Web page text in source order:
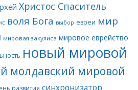
Христос Спаситель
воля Бога выбор евреи мир
мировая закулиса мировое еврейство
новый мировой
молдавский мировой
синхронизатор